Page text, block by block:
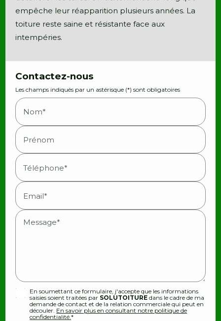
empêche leur réapparition plusieurs années. La
toiture reste saine et résistante face aux
intempéries.
Contactez-nous
Les champs indiqués par un astérisque (*) sont obligatoires
Nom*
Prénom
Téléphone*
Email*
Message*
En soumettant ce formulaire, j'accepte que les informations
saisies soient traitées par SOLUTOITURE dans le cadre de ma
demande de contact et de la relation commerciale qui peut en
découler. En savoir plus en consultant notre politique de
confidentialité.*